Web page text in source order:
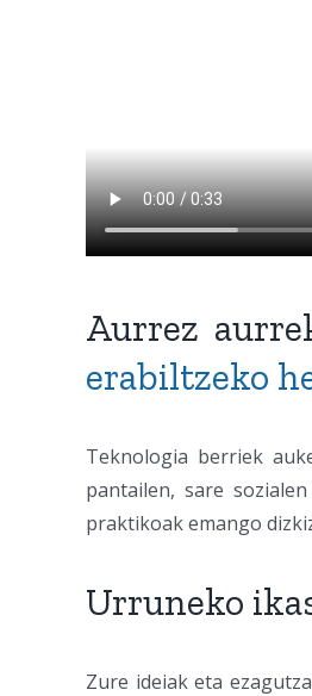
Aurrez
erabiltzeko
Teknologia berriek
pantailen, sare
praktikoak emango
Urruneko
Zure ideiak eta